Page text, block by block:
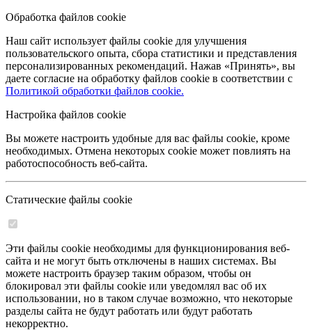
Обработка файлов cookie
Наш сайт использует файлы cookie для улучшения
пользовательского опыта, сбора статистики и представления
персонализированных рекомендаций. Нажав «Принять», вы
даете согласие на обработку файлов cookie в соответствии с
Политикой обработки файлов cookie.
Настройка файлов cookie
Вы можете настроить удобные для вас файлы cookie, кроме
необходимых. Отмена некоторых cookie может повлиять на
работоспособность веб-сайта.
Статические файлы cookie
Эти файлы cookie необходимы для функционирования веб-
сайта и не могут быть отключены в наших системах. Вы
можете настроить браузер таким образом, чтобы он
блокировал эти файлы cookie или уведомлял вас об их
использовании, но в таком случае возможно, что некоторые
разделы сайта не будут работать или будут работать
некорректно.